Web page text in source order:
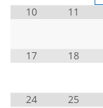
10 11
17 18
24 25